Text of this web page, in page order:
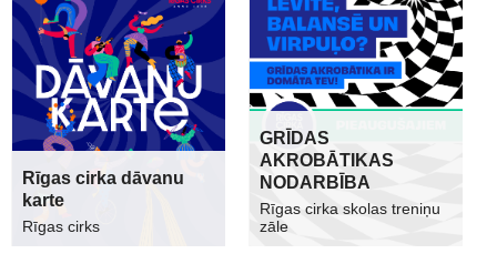
Rīgas cirka dāvanu
karte
Rīgas cirks
GRĪDAS
AKROBĀTIKAS
NODARBĪBA
Rīgas cirka skolas treniņu
zāle